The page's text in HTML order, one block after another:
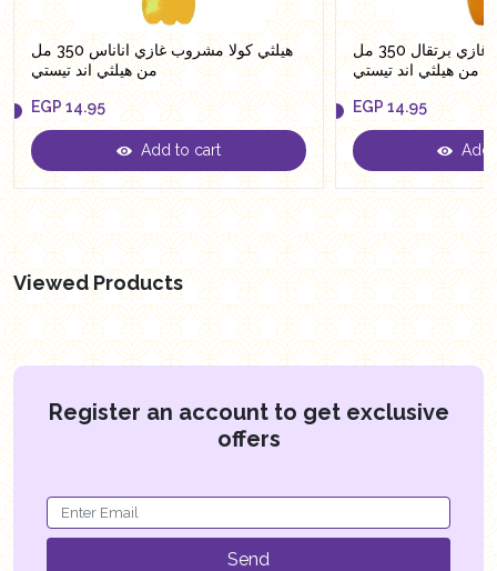
هيلثي كولا مشروب غازي اناناس 350 مل
من هيلثي اند تيستي
EGP
EGP14.95
Add to cart
هيلثي كولا مشروب غازي برتقال 350 مل
من هيلثي اند تيستي
EGP
EGP 14.95
Add
Viewed Products
Register an account to get exclusive
offers
Send